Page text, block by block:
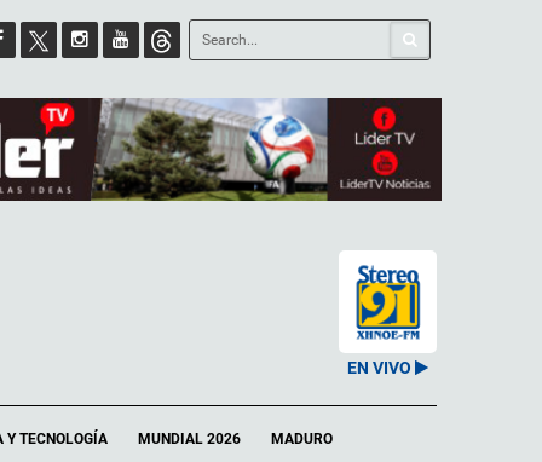
EN VIVO
Y TECNOLOGÍA MUNDIAL 2026 MADURO